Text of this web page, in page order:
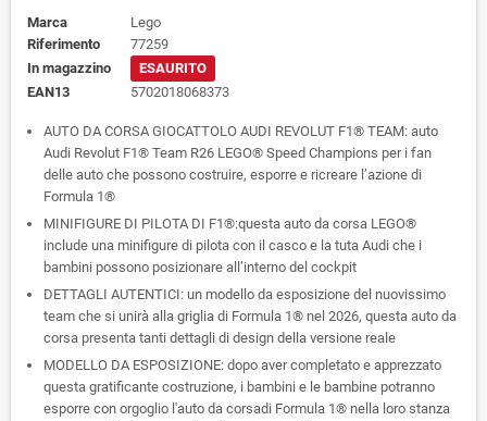
Marca
Lego
Riferimento
77259
In magazzino
ESAURITO
EAN13
5702018068373
AUTO DA CORSA GIOCATTOLO AUDI REVOLUT F1® TEAM: auto
Audi Revolut F1® Team R26 LEGO® Speed Champions per i fan
delle auto che possono costruire, esporre e ricreare l’azione di
Formula 1®
MINIFIGURE DI PILOTA DI F1®:questa auto da corsa LEGO®
include una minifigure di pilota con il casco e la tuta Audi che i
bambini possono posizionare all’interno del cockpit
DETTAGLI AUTENTICI: un modello da esposizione del nuovissimo
team che si unirà alla griglia di Formula 1® nel 2026, questa auto da
corsa presenta tanti dettagli di design della versione reale
MODELLO DA ESPOSIZIONE: dopo aver completato e apprezzato
questa gratificante costruzione, i bambini e le bambine potranno
esporre con orgoglio l'auto da corsadi Formula 1® nella loro stanza